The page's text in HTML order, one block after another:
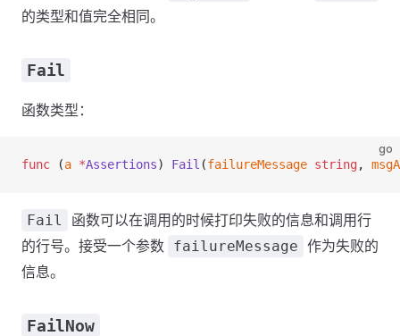
的类型和值完全相同。
Fail
函数类型：
go
func (a *Assertions) Fail (failureMessage string,
Fail
函数可以在调用的时候打印失败的信息和调用行
的行号。接受一个参数 failureMessage 作为失败的
信息。
FailNow